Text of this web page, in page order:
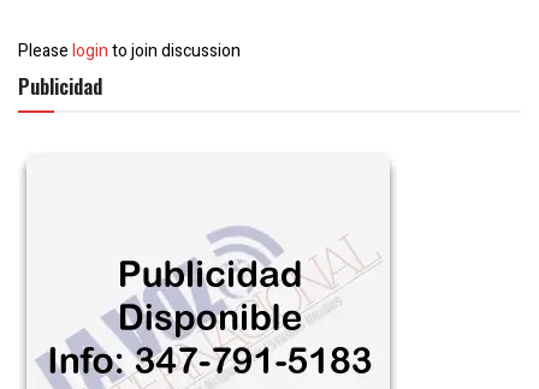
Pleaseloginto join discussion
Publicidad